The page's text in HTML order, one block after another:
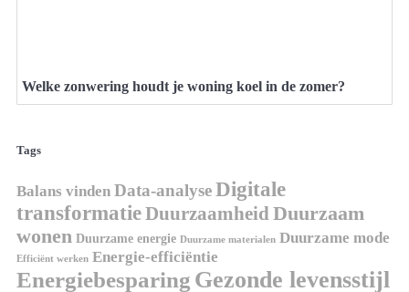
Welke zonwering houdt je woning koel in de zomer?
Tags
Balans vinden Data-analyseDigitale
transformatieDuurzaamheidDuurzaam
wonen Duurzame energie Duurzame materialen Duurzame mode
Efficiënt werken Energie-efficiëntie
Energiebesparing Gezonde levensstijl